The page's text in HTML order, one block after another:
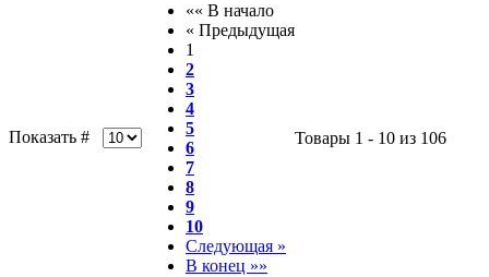
Показать #
«« В начало
« Предыдущая
1
2
3
4
5
6
7
8
9
10
Следующая »
В конец »»
Товары 1 - 10 из 106